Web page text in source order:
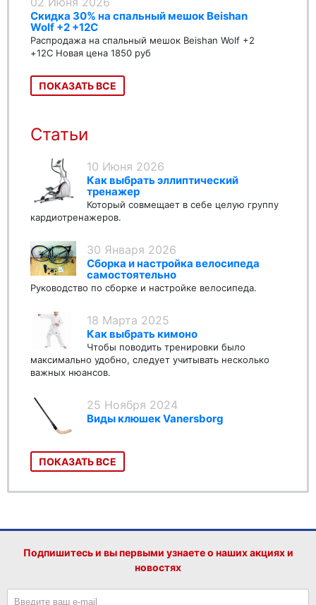
Скидка 30% на спальный мешок Beishan
Wolf +2 +12C
Распродажа на спальный мешок Beishan Wolf +2
+12C Новая цена 1850 руб
ПОКАЗАТЬ ВСЕ
Статьи
10 Июня 2026
Как выбрать эллиптический
тренажер
Который совмещает в себе целую группу
кардиотренажеров.
30 Января 2026
Сборка и настройка велосипеда
самостоятельно
Руководство по сборке и настройке велосипеда.
18 Марта 2025
Как выбрать кимоно
Чтобы поводить тренировки было
максимально удобно, следует учитывать несколько
важных нюансов.
25 Ноября 2024
Виды клюшек Vanersborg
ПОКАЗАТЬ ВСЕ
Подпишитесь и вы первыми узнаете о наших акциях и
новостях